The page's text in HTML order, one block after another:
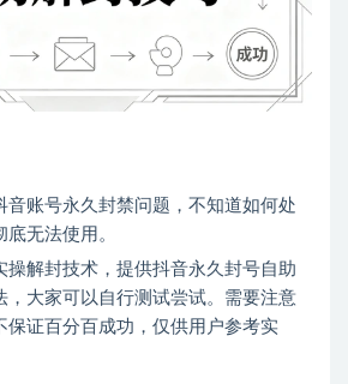
音账号永久封禁问题，不知道如何处
无法使用。
操解封技术，提供抖音永久封号自助
，大家可以自行测试尝试。需要注意
保证百分百成功，仅供用户参考实